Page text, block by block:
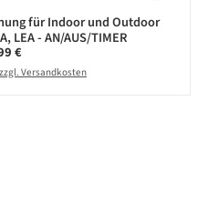
für Indoor und Outdoor
LEA - AN/AUS/TIMER
Preis:
€
Versandkosten